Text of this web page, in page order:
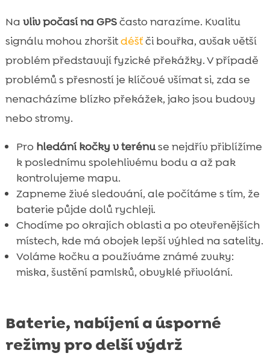
Na vliv počasí na GPSčasto narazíme. Kvalitu
signálu mohou zhoršitdéšťči bouřka, avšak větší
problém představují fyzické překážky. V případě
problémů s přesností je klíčové všímat si, zda se
nenacházíme blízko překážek, jako jsou budovy
nebo stromy.
Pro hledání kočky v terénuse nejdřív přiblížíme
k poslednímu spolehlivému bodu a až pak
kontrolujeme mapu.
Zapneme živé sledování, ale počítáme s tím, že
baterie půjde dolů rychleji.
Chodíme po okrajích oblasti a po otevřenějších
místech, kde má obojek lepší výhled na satelity.
Voláme kočku a používáme známé zvuky:
miska, šustění pamlsků, obvyklé přivolání.
Baterie, nabíjení a úsporné
režimy pro delší výdrž